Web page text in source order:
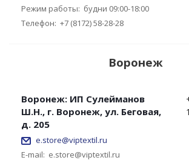
Режим работы: будни 09:00-18:00
Телефон: +7 (8172) 58-28-28
Воронеж
Воронеж: ИП Сулейманов
Ш.Н., г. Воронеж, ул. Беговая,
д. 205
e.store@viptextil.ru
E-mail: e.store@viptextil.ru